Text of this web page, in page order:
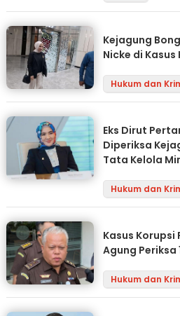
Kejagung
Nicke di Kasus
Hukum dan
Eks Dirut
Diperiksa
Tata Kelola
Hukum dan
Kasus
Agung Periksa
Hukum dan